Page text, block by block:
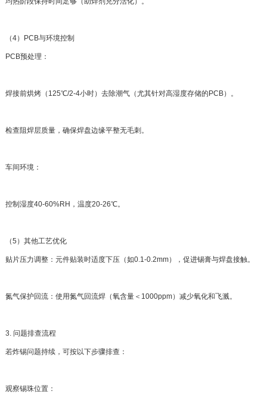
（4）PCB与环境控制
PCB预处理：
焊接前烘烤（125℃/2-4小时）去除潮气（尤其针对高湿度存储的PCB）。
检查阻焊层质量，确保焊盘边缘平整无毛刺。
车间环境：
控制湿度40-60%RH，温度20-26℃。
（5）其他工艺优化
贴片压力调整：元件贴装时适度下压（如0.1-0.2mm），促进锡膏与焊盘接触。
氮气保护回流：使用氮气回流焊（氧含量＜1000ppm）减少氧化和飞溅。
3. 问题排查流程
若炸锡问题持续，可按以下步骤排查：
观察锡珠位置：